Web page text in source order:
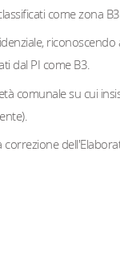
come zona
dal PI come B3.
comunale su cui